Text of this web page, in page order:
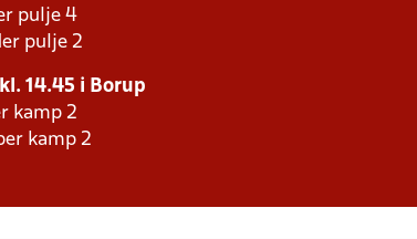
pulje 4
pulje 2
14.45 i Borup
kamp 2
kamp 2